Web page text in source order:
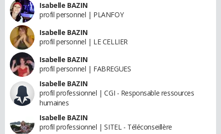
Isabelle BAZIN
profil personnel | PLANFOY
Isabelle BAZIN
profil personnel | LE CELLIER
Isabelle BAZIN
profil personnel | FABREGUES
Isabelle BAZIN
profil professionnel | CGI - Responsable ressources
humaines
Isabelle BAZIN
profil professionnel | SITEL - Téléconseillère